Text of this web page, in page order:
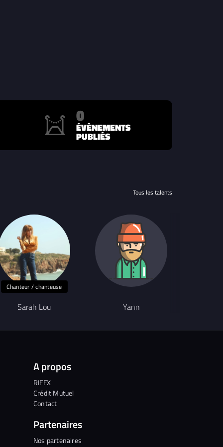
0
ÉVÈNEMENTS
PUBLIÉS
Tous les talents
Chanteur / chanteuse
Sarah Lou Yann
A propos
RIFFX
Crédit Mutuel
Contact
Partenaires
Nos partenaires